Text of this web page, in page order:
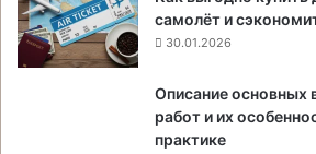
самолёт и
30.01.2026
Описание основных
работ и их
практике